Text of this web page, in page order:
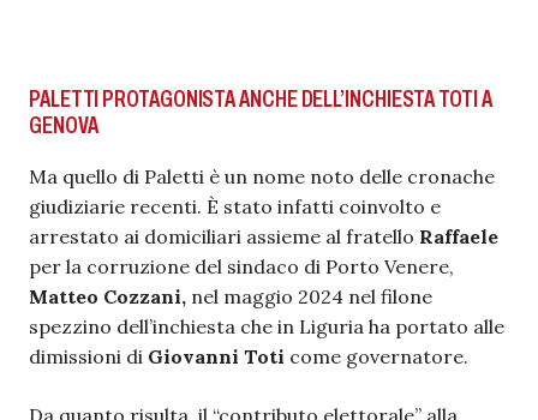
PALETTI PROTAGONISTA ANCHE DELL’INCHIESTA TOTI A
GENOVA
Ma quello di Paletti è un nome noto delle cronache
giudiziarie recenti. È stato infatti coinvolto e
arrestato ai domiciliari assieme al fratello Raffaele
per la corruzione del sindaco di Porto Venere,
Matteo Cozzani, nel maggio 2024 nel filone
spezzino dell’inchiesta che in Liguria ha portato alle
dimissioni di Giovanni Toti come governatore.